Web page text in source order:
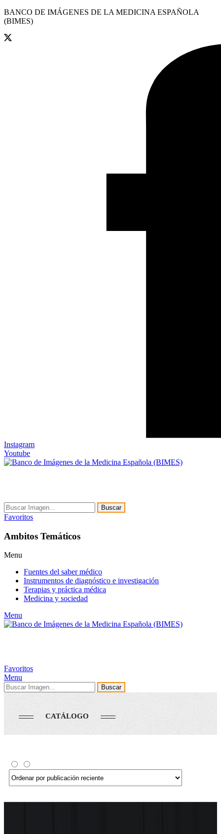
BANCO DE IMÁGENES DE LA MEDICINA ESPAÑOLA
(BIMES)
Instagram
Youtube
Buscar
Favoritos
Ambitos Temáticos
Menu
Fuentes del saber médico
Instrumentos de diagnóstico e investigación
Terapias y práctica médica
Medicina y sociedad
Menu
Favoritos
Menu
Buscar
CATÁLOGO